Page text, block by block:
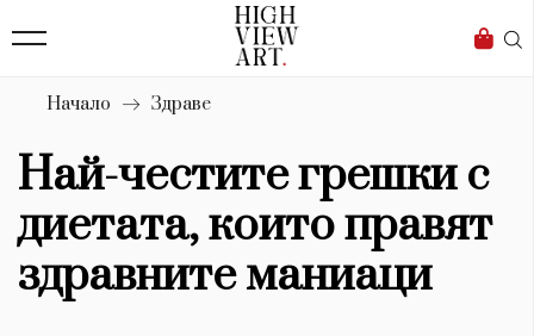
Бизнес
Мода
Dialogue
Изкуство
4340
Красота
Начало Здраве
Най-честите грешки с
диетата, които правят
здравните маниаци